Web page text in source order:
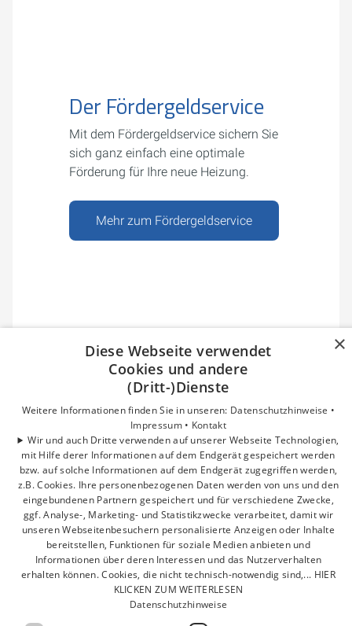
Der Fördergeldservice
Mit dem Fördergeldservice sichern Sie
sich ganz einfach eine optimale
Förderung für Ihre neue Heizung.
Mehr zum Fördergeldservice
×
Diese Webseite verwendet
Cookies und andere
(Dritt-)Dienste
Weitere Informationen finden Sie in unseren: Datenschutzhinweise •
Impressum • Kontakt
Wir und auch Dritte verwenden auf unserer Webseite Technologien,
mit Hilfe derer Informationen auf dem Endgerät gespeichert werden
bzw. auf solche Informationen auf dem Endgerät zugegriffen werden,
z.B. Cookies. Ihre personenbezogenen Daten werden von uns und den
eingebundenen Partnern gespeichert und für verschiedene Zwecke,
ggf. Analyse-, Marketing- und Statistikzwecke verarbeitet, damit wir
unseren Webseitenbesuchern personalisierte Anzeigen oder Inhalte
bereitstellen, Funktionen für soziale Medien anbieten und
Informationen über deren Interessen und das Nutzerverhalten
erhalten können. Cookies, die nicht technisch-notwendig sind,... HIER
KLICKEN ZUM WEITERLESEN
Datenschutzhinweise